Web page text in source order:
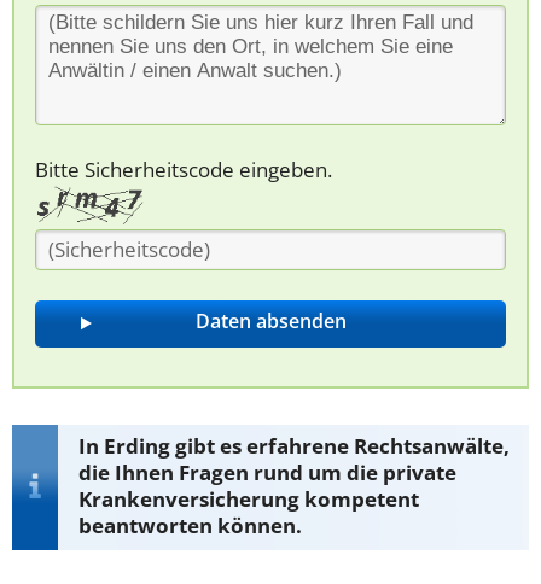
Bitte Sicherheitscode eingeben.
In Erding gibt es erfahrene Rechtsanwälte,
die Ihnen Fragen rund um die private
Krankenversicherung kompetent
beantworten können.